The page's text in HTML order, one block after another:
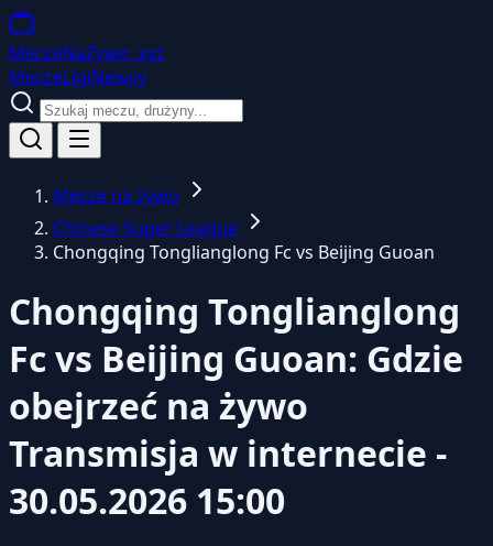
MeczeNaZywo .xyz
MeczeLigiNewsy
Mecze na żywo
Chinese Super League
Chongqing Tonglianglong Fc vs Beijing Guoan
Chongqing Tonglianglong
Fc vs Beijing Guoan: Gdzie
obejrzeć na żywo
Transmisja w internecie -
30.05.2026 15:00